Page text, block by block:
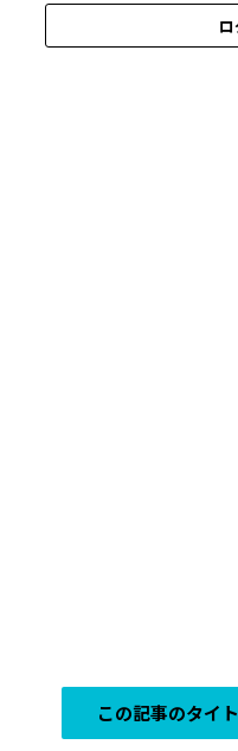
この記事のタイ